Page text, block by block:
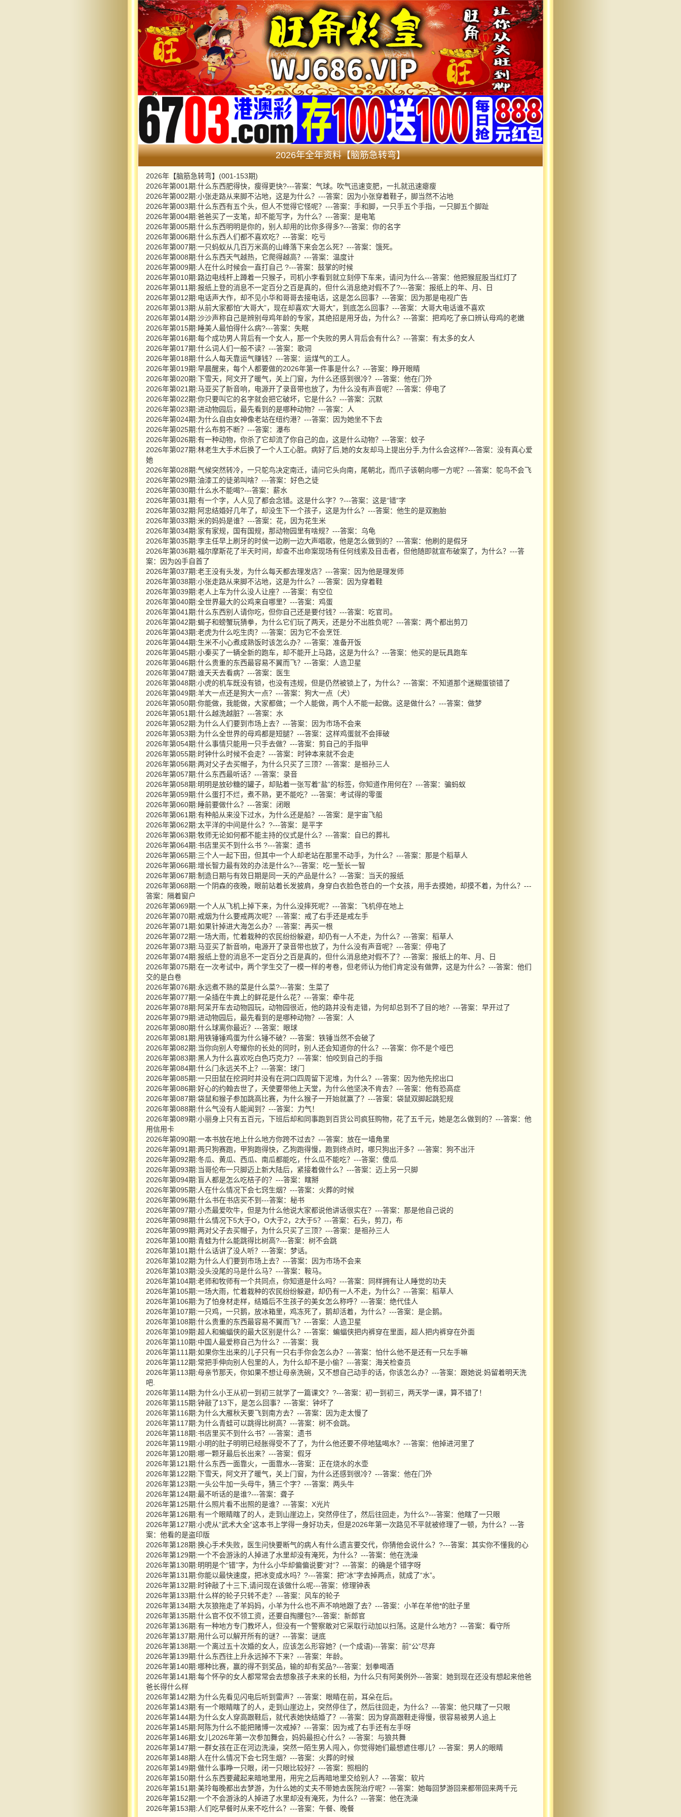
2026年全年资料【脑筋急转弯】
2026年【脑筋急转弯】(001-153期)
2026年第001期:什么东西肥得快，瘦得更快?---答案：气球。吹气迅速变肥，一扎就迅速瘪瘦
2026年第002期:小张走路从来脚不沾地，这是为什么？---答案：因为小张穿着鞋子，脚当然不沾地
2026年第003期:什么东西有五个头，但人不觉得它怪呢？---答案：手和脚，一只手五个手指，一只脚五个脚趾
2026年第004期:爸爸买了一支笔，却不能写字，为什么？---答案：是电笔
2026年第005期:什么东西明明是你的，别人却用的比你多得多?---答案：你的名字
2026年第006期:什么东西人们都不喜欢吃？---答案：吃亏
2026年第007期:一只蚂蚁从几百万米高的山峰落下来会怎么死？---答案：饿死。
2026年第008期:什么东西天气越热，它爬得越高？---答案：温度计
2026年第009期:人在什么时候会一直打自己 ?---答案：鼓掌的时候
2026年第010期:路边电线杆上蹲着一只猴子，司机小李看到就立刻停下车来，请问为什么---答案：他把猴屁股当红灯了
2026年第011期:报纸上登的消息不一定百分之百是真的，但什么消息绝对假不了?---答案：报纸上的年、月、日
2026年第012期:电话声大作，却不见小华和哥哥去接电话，这是怎么回事？---答案：因为那是电视广告
2026年第013期:从前大家都怕“大哥大”，现在却喜欢“大哥大”，到底怎么回事？---答案：大哥大电话谁不喜欢
2026年第014期:沙沙声称自己是辨别母鸡年龄的专家，其绝招是用牙齿，为什么？---答案：把鸡吃了亲口辨认母鸡的老嫩
2026年第015期:睡美人最怕得什么病?---答案：失眠
2026年第016期:每个成功男人背后有一个女人，那一个失败的男人背后会有什么？---答案：有太多的女人
2026年第017期:什么词人们一般不读？---答案：歌词
2026年第018期:什么人每天靠运气赚钱？---答案：运煤气的工人。
2026年第019期:早晨醒来，每个人都要做的2026年第一件事是什么？---答案：睁开眼睛
2026年第020期:下雪天，阿文开了暖气，关上门窗，为什么还感到很冷？---答案：他在门外
2026年第021期:马亚买了新音响，电源开了录音带也放了，为什么没有声音呢？---答案：停电了
2026年第022期:你只要叫它的名字就会把它破坏，它是什么？---答案：沉默
2026年第023期:进动物园后，最先看到的是哪种动物？---答案：人
2026年第024期:为什么自由女神像老站在纽约港？---答案：因为她坐不下去
2026年第025期:什么布剪不断？---答案：瀑布
2026年第026期:有一种动物，你杀了它却流了你自己的血，这是什么动物？---答案：蚊子
2026年第027期:林老生大手术后换了一个人工心脏。病好了后,她的女友却马上提出分手,为什么会这样?---答案：没有真心爱
她
2026年第028期:气候突然转冷，一只鸵鸟决定南迁，请问它头向南，尾朝北，而爪子该朝向哪一方呢？---答案：鸵鸟不会飞
2026年第029期:油漆工的徒弟叫啥？---答案：好色之徒
2026年第030期:什么水不能喝?---答案：薪水
2026年第031期:有一个字，人人见了都会念错。这是什么字？?---答案：这是“错”字
2026年第032期:阿忠结婚好几年了，却没生下一个孩子，这是为什么？---答案：他生的是双胞胎
2026年第033期:米的妈妈是谁？---答案：花，因为花生米
2026年第034期:家有家规，国有国规，那动物园里有啥规？---答案：乌龟
2026年第035期:李主任早上刷牙的时侯一边刷一边大声唱歌，他是怎么做到的？---答案：他刷的是假牙
2026年第036期:福尔摩斯花了半天时间，却查不出命案现场有任何线索及目击者，但他随即就宣布破案了，为什么？---答
案：因为凶手自首了
2026年第037期:老王没有头发，为什么每天都去理发店？---答案：因为他是理发师
2026年第038期:小张走路从来脚不沾地，这是为什么？---答案：因为穿着鞋
2026年第039期:老人上车为什么没人让座？---答案：有空位
2026年第040期:全世界最大的公鸡来自哪里？---答案：鸡蛋
2026年第041期:什么东西别人请你吃，但你自己还是要付钱？---答案：吃官司。
2026年第042期:蝎子和螃蟹玩猜拳，为什么它们玩了两天，还是分不出胜负呢？---答案：两个都出剪刀
2026年第043期:老虎为什么吃生肉？---答案：因为它不会烹饪.
2026年第044期:生米不小心煮成熟饭时该怎么办？---答案：准备开饭
2026年第045期:小秦买了一辆全新的跑车，却不能开上马路，这是为什么？---答案：他买的是玩具跑车
2026年第046期:什么贵重的东西最容易不翼而飞？---答案：人造卫星
2026年第047期:谁天天去看病？---答案：医生
2026年第048期:小虎的机车既没有锁，也没有违规，但是仍然被锁上了，为什么？---答案：不知道那个迷糊蛋锁错了
2026年第049期:羊大一点还是狗大一点？---答案：狗大一点（犬）
2026年第050期:你能做，我能做，大家都做；一个人能做，两个人不能一起做。这是做什么？---答案：做梦
2026年第051期:什么越洗越脏？---答案：水
2026年第052期:为什么人们要到市场上去？---答案：因为市场不会来
2026年第053期:为什么全世界的母鸡都是短腿？---答案：这样鸡蛋就不会摔破
2026年第054期:什么事情只能用一只手去做？---答案：剪自己的手指甲
2026年第055期:时钟什么时候不会走？---答案：时钟本来就不会走
2026年第056期:两对父子去买帽子，为什么只买了三顶？---答案：是祖孙三人
2026年第057期:什么东西最听话？---答案：录音
2026年第058期:明明是放砂糖的罐子，却贴着一张写着“盐”的标签，你知道作用何在？---答案：骗蚂蚁
2026年第059期:什么蛋打不烂，煮不熟，更不能吃？---答案：考试得的零蛋
2026年第060期:睡前要做什么？---答案：闭眼
2026年第061期:有种船从来没下过水，为什么还是船？---答案：是宇宙飞船
2026年第062期:太平洋的中间是什么？?---答案：是平字
2026年第063期:牧师无论如何都不能主持的仪式是什么？---答案：自已的葬礼
2026年第064期:书店里买不到什么书 ?---答案：遗书
2026年第065期:三个人一起下田，但其中一个人却老站在那里不动手，为什么？---答案：那是个稻草人
2026年第066期:增长智力最有效的办法是什么?---答案：吃一堑长一智
2026年第067期:制造日期与有效日期是同一天的产品是什么？---答案：当天的报纸
2026年第068期:一个阴森的夜晚，眼前站着长发披肩，身穿白衣脸色苍白的一个女孩，用手去摸她，却摸不着，为什么？---
答案：隔着窗户
2026年第069期:一个人从飞机上掉下来，为什么没摔死呢？---答案：飞机停在地上
2026年第070期:戒烟为什么要戒两次呢？---答案：戒了右手还是戒左手
2026年第071期:如果针掉进大海怎么办？---答案：再买一根
2026年第072期:一场大雨，忙着栽种的农民纷纷躲避，却仍有一人不走，为什么？---答案：稻草人
2026年第073期:马亚买了新音响，电源开了录音带也放了，为什么没有声音呢？---答案：停电了
2026年第074期:报纸上登的消息不一定百分之百是真的，但什么消息绝对假不了？---答案：报纸上的年、月、日
2026年第075期:在一次考试中，两个学生交了一模一样的考卷，但老师认为他们肯定没有做弊，这是为什么？---答案：他们
交的是白卷
2026年第076期:永远煮不熟的菜是什么菜?---答案：生菜了
2026年第077期:一朵插在牛粪上的鲜花是什么花？---答案：牵牛花
2026年第078期:阿呆开车去动物园玩，动物园很近，他的路并没有走错，为何却总到不了目的地？---答案：早开过了
2026年第079期:进动物园后，最先看到的是哪种动物？---答案：人
2026年第080期:什么球离你最近？---答案：眼球
2026年第081期:用铁锤锤鸡蛋为什么锤不破？---答案：铁锤当然不会破了
2026年第082期:当你向别人夸耀你的长处的同时，别人还会知道你的什么？---答案：你不是个哑巴
2026年第083期:黑人为什么喜欢吃白色巧克力？---答案：怕咬到自己的手指
2026年第084期:什么门永远关不上？---答案：球门
2026年第085期:一只田鼠在挖洞时并没有在洞口四周留下泥堆，为什么？---答案：因为他先挖出口
2026年第086期:好心的约翰去世了，天使要带他上天堂，为什么他坚决不肯去？---答案：他有恐高症
2026年第087期:袋鼠和猴子参加跳高比赛，为什么猴子一开始就赢了？---答案：袋鼠双脚起跳犯规
2026年第088期:什么气没有人能闻到？---答案：力气！
2026年第089期:小丽身上只有五百元，下班后却和同事跑到百货公司疯狂购物，花了五千元，她是怎么做到的？---答案：他
用信用卡
2026年第090期:一本书放在地上什么地方你跨不过去？---答案：放在一墙角里
2026年第091期:两只狗赛跑，甲狗跑得快，乙狗跑得慢，跑到终点时，哪只狗出汗多？---答案：狗不出汗
2026年第092期:冬瓜、黄瓜、西瓜、南瓜都能吃，什么瓜不能吃？---答案：傻瓜.
2026年第093期:当哥伦布一只脚迈上新大陆后，紧接着做什么？---答案：迈上另一只脚
2026年第094期:盲人都是怎么吃桔子的？---答案：瞎掰
2026年第095期:人在什么情况下会七窍生烟？---答案：火葬的时候
2026年第096期:什么书在书店买不到---答案：秘书
2026年第097期:小杰最爱吹牛，但是为什么他说大家都说他讲话很实在？---答案：那是他自己说的
2026年第098期:什么情况下5大于O，O大于2，2大于5？---答案：石头，剪刀，布
2026年第099期:两对父子去买帽子，为什么只买了三顶？---答案：是祖孙三人
2026年第100期:青蛙为什么能跳得比树高?---答案：树不会跳
2026年第101期:什么话讲了没人听？---答案：梦话。
2026年第102期:为什么人们要到市场上去？---答案：因为市场不会来
2026年第103期:没头没尾的马是什么马？---答案：鞍马。
2026年第104期:老师和牧师有一个共同点，你知道是什么吗？---答案：同样拥有让人睡觉的功夫
2026年第105期:一场大雨，忙着栽种的农民纷纷躲避，却仍有一人不走，为什么？---答案：稻草人
2026年第106期:为了怕身材走样，结婚后不生孩子的美女怎么称呼？---答案：绝代佳人
2026年第107期:一只鸡，一只鹅，放冰箱里，鸡冻死了，鹅却活着，为什么？---答案：是企鹅。
2026年第108期:什么贵重的东西最容易不翼而飞？---答案：人造卫星
2026年第109期:超人和蝙蝠侠的最大区别是什么？---答案：蝙蝠侠把内裤穿在里面，超人把内裤穿在外面
2026年第110期:中国人最爱称自己为什么？---答案：我
2026年第111期:如果你生出来的儿子只有一只右手你会怎么办？---答案：怕什么他不是还有一只左手嘛
2026年第112期:常把手伸向别人包里的人，为什么却不是小偷？---答案：海关检查员
2026年第113期:母亲节那天，你如果不想让母亲洗碗，又不想自己动手的话，你该怎么办？---答案：跟她说:妈留着明天洗
吧.
2026年第114期:为什么小王从初一到初三就学了一篇课文？?---答案：初一到初三，两天学一课，算不错了！
2026年第115期:钟敲了13下，是怎么回事？---答案：钟坏了
2026年第116期:为什么大雁秋天要飞到南方去？---答案：因为走太慢了
2026年第117期:为什么青蛙可以跳得比树高？---答案：树不会跳。
2026年第118期:书店里买不到什么书？---答案：遗书
2026年第119期:小明的肚子明明已经胀得受不了了，为什么他还要不停地猛喝水？---答案：他掉进河里了
2026年第120期:哪一颗牙最后长出来？---答案：假牙
2026年第121期:什么东西一面靠火，一面靠水---答案：正在烧水的水壶
2026年第122期:下雪天，阿文开了暖气，关上门窗，为什么还感到很冷？---答案：他在门外
2026年第123期:一头公牛加一头母牛，猜三个字？---答案：两头牛
2026年第124期:最不听话的是谁?---答案：聋子
2026年第125期:什么照片看不出照的是谁？---答案：X光片
2026年第126期:有一个眼睛瞎了的人，走到山崖边上，突然停住了，然后往回走，为什么?---答案：他瞎了一只眼
2026年第127期:小虎从“武术大全”这本书上学得一身好功夫，但是2026年第一次路见不平就被修理了一顿，为什么？---答
案：他看的是盗印版
2026年第128期:换心手术失败，医生问快要断气的病人有什么遗言要交代，你猜他会说什么？?---答案：其实你不懂我的心
2026年第129期:一个不会游泳的人掉进了水里却没有淹死，为什么？---答案：他在洗澡
2026年第130期:明明是个“错”字，为什么小华却偏偏说要“对”？---答案：的确是个错字呀
2026年第131期:你能以最快速度，把冰变成水吗？?---答案：把“冰”字去掉两点，就成了“水”。
2026年第132期:时钟敲了十三下,请问现在该做什么呢---答案：修理钟表
2026年第133期:什么样的轮子只转不走？---答案：风车的轮子
2026年第134期:大灰狼拖走了羊妈妈，小羊为什么也不声不响地跟了去？---答案：小羊在羊他*的肚子里
2026年第135期:什么官不仅不领工资，还要自掏腰包?---答案：新郎官
2026年第136期:有一种地方专门教坏人，但没有一个警察敢对它采取行动加以扫荡。这是什么地方？---答案：看守所
2026年第137期:用什么可以解开所有的谜？---答案：谜底
2026年第138期:一个离过五十次婚的女人，应该怎么形容她？(一个成语)---答案：前“公”尽弃
2026年第139期:什么东西往上升永远掉不下来？---答案：年龄。
2026年第140期:哪种比赛，赢的得不到奖品，输的却有奖品?---答案：划拳喝酒
2026年第141期:每个怀孕的女人都常常会去想象孩子未来的长相，为什么只有阿美例外---答案：她到现在还没有想起来他爸
爸长得什么样
2026年第142期:为什么先看见闪电后听到雷声？---答案：眼睛在前，耳朵在后。
2026年第143期:有一个眼睛瞎了的人，走到山崖边上，突然停住了，然后往回走，为什么？---答案：他只瞎了一只眼
2026年第144期:为什么女人穿高跟鞋后，就代表她快结婚了？---答案：因为穿高跟鞋走得慢，很容易被男人追上
2026年第145期:阿陈为什么不能把赌博一次戒掉？---答案：因为戒了右手还有左手呀
2026年第146期:女儿2026年第一次参加舞会，妈妈最担心什么？---答案：与狼共舞
2026年第147期:一群女孩在正在河边洗澡，突然一陌生男人闯入，你觉得她们最想遮住哪儿？---答案：男人的眼睛
2026年第148期:人在什么情况下会七窍生烟？---答案：火葬的时候
2026年第149期:做什么事睁一只眼，闭一只眼比较好？---答案：照相的
2026年第150期:什么东西要藏起来暗地里用，用完之后再暗地里交给别人？---答案：软片
2026年第151期:美玲每晚都出去梦游，为什么她的丈夫不带她去医院治疗呢？---答案：她每回梦游回来都带回来两千元
2026年第152期:一个不会游泳的人掉进了水里却没有淹死，为什么？---答案：他在洗澡
2026年第153期:人们吃早餐时从来不吃什么？---答案：午餐、晚餐